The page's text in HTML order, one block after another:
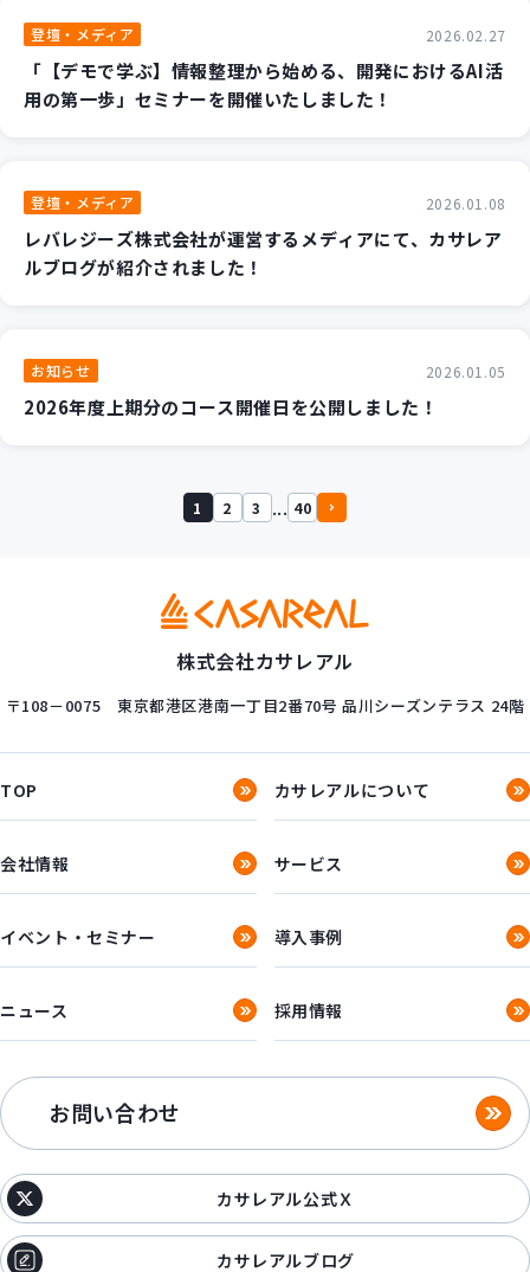
登壇・メディア 2026.02.27
「【デモで学ぶ】情報整理から始める、開発におけるAI活
用の第一歩」セミナーを開催いたしました！
登壇・メディア 2026.01.08
レバレジーズ株式会社が運営するメディアにて、カサレア
ルブログが紹介されました！
お知らせ 2026.01.05
2026年度上期分のコース開催日を公開しました！
1 2 3 ... 40
株式会社カサレアル
〒108－0075 東京都港区港南一丁目2番70号 品川シーズンテラス 24階
TOP カサレアルについて
会社情報 サービス
イベント・セミナー 導入事例
ニュース 採用情報
お問い合わせ
カサレアル公式Ｘ
カサレアルブログ